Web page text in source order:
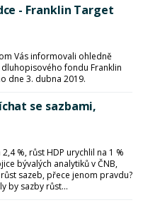
- Franklin Target
Vás informovali ohledně
fondu Franklin
dne 3. dubna 2019.
se sazbami,
%, růst HDP urychlil na 1 %
bývalých analytiků v ČNB,
sazeb, přece jenom pravdu?
by sazby růst...